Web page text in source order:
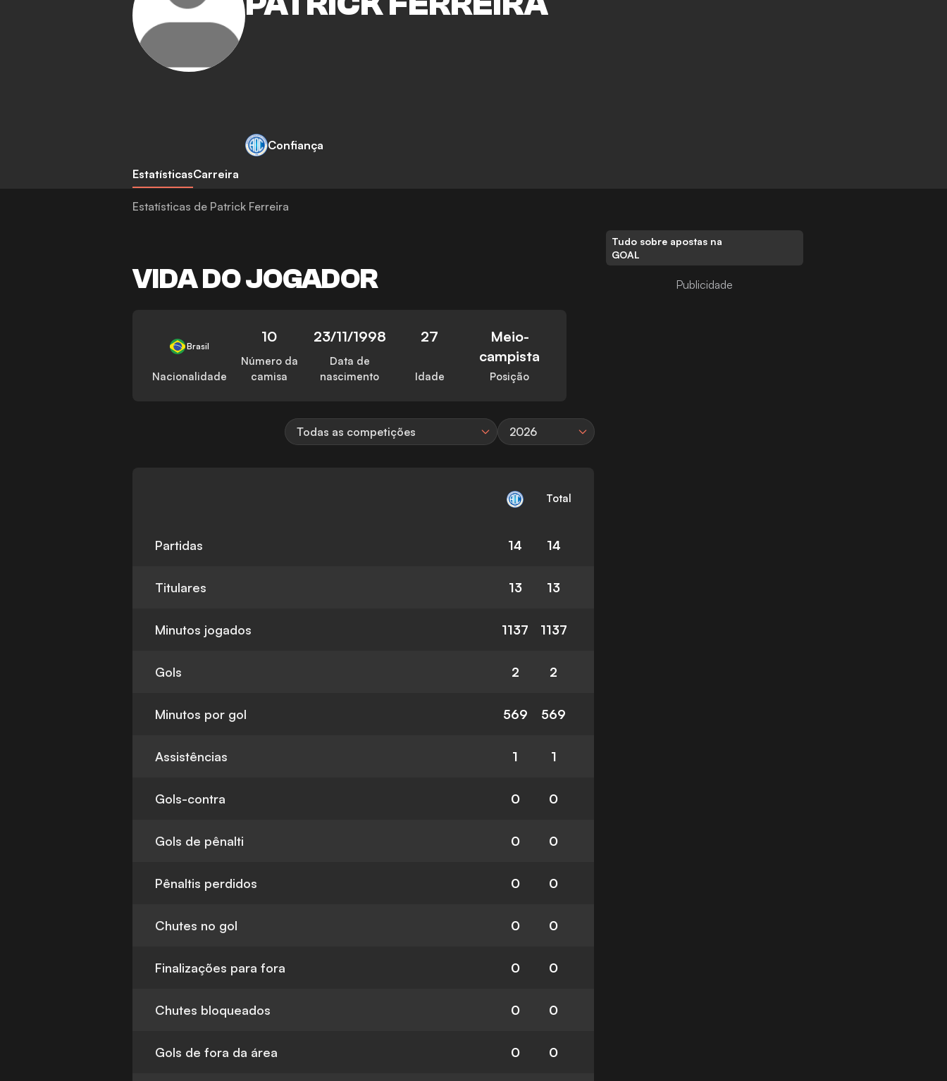
Confiança
EstatísticasCarreira
Estatísticas de Patrick Ferreira
VIDA DO JOGADOR
Brasil
Nacionalidade
10
Número da
camisa
23/11/1998
Data de
nascimento
27
Idade
Meio-
campista
Posição
Todas as competições 2026
Total
Partidas 14 14
Titulares 13 13
Minutos jogados 1137 1137
Gols 2 2
Minutos por gol 569 569
Assistências 1 1
Gols-contra 0 0
Gols de pênalti 0 0
Pênaltis perdidos 0 0
Chutes no gol 0 0
Finalizações para fora 0 0
Chutes bloqueados 0 0
Gols de fora da área 0 0
Tudo sobre apostas na
GOAL